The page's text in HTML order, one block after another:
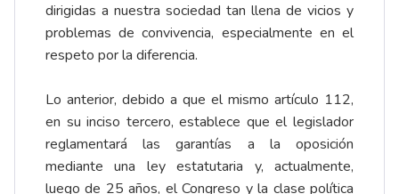
dirigidas a nuestra sociedad tan llena de vicios y
problemas de convivencia, especialmente en el
respeto por la diferencia.
Lo anterior, debido a que el mismo artículo 112,
en su inciso tercero, establece que el legislador
reglamentará las garantías a la oposición
mediante una ley estatutaria y, actualmente,
luego de 25 años, el Congreso y la clase política